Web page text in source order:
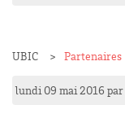
UBIC Partenaires
lundi 09 mai 2016 par